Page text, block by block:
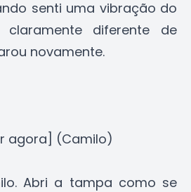
senti uma vibração do
diferente de
novamente.
agora] (Camilo)
Abri a tampa como se